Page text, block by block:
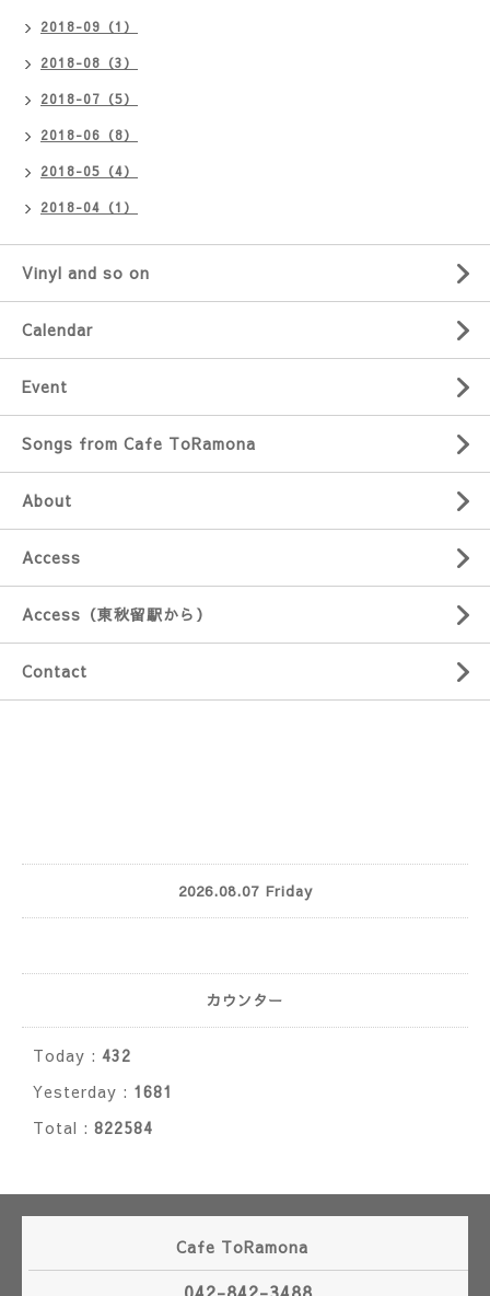
2018-09（1）
2018-08（3）
2018-07（5）
2018-06（8）
2018-05（4）
2018-04（1）
Vinyl and so on
Calendar
Event
Songs from Cafe ToRamona
About
Access
Access（東秋留駅から）
Contact
2026.08.07 Friday
カウンター
Today : 432
Yesterday : 1681
Total : 822584
Cafe ToRamona